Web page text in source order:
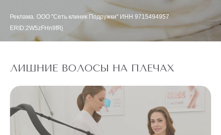
Реклама. ООО "Сеть клиник Подружки" ИНН 9715494957
ERID:2W5zFHn9fRj
ЛИШНИЕ ВОЛОСЫ НА ПЛЕЧАХ